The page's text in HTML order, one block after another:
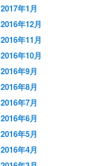
2017年1月
2016年12月
2016年11月
2016年10月
2016年9月
2016年8月
2016年7月
2016年6月
2016年5月
2016年4月